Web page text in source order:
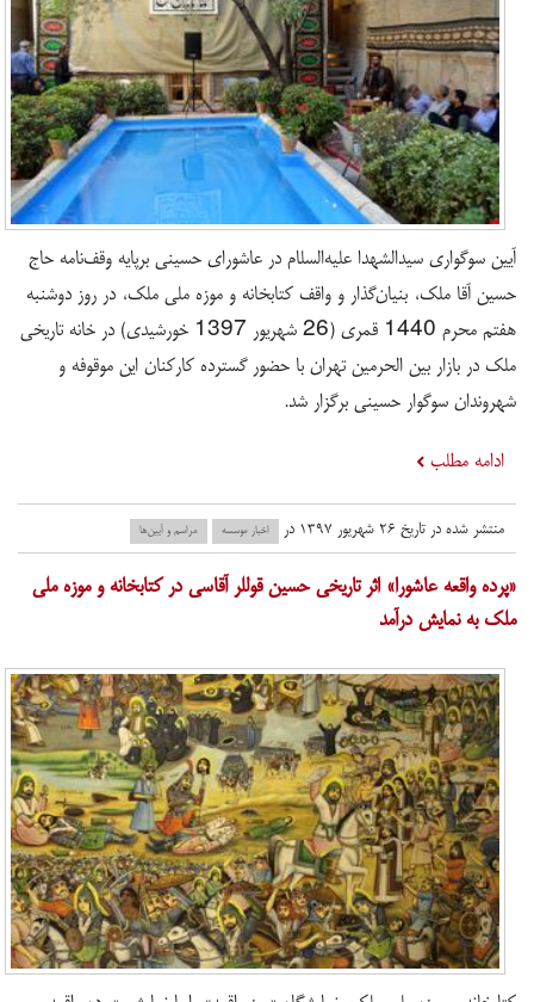
آیین سوگواری سیدالشهدا علیه‌السلام در عاشورای حسینی برپایه وقف‌نامه حاج
حسین آقا ملک، بنیان‌گذار و واقف کتابخانه و موزه ملی ملک، در روز دوشنبه
هفتم محرم 1440 قمری (26 شهریور 1397 خورشیدی) در خانه تاریخی
ملک در بازار بین الحرمین تهران با حضور گسترده کارکنان این موقوفه و
شهروندان سوگوار حسینی برگزار شد.
ادامه مطلب
منتشر شده در تاریخ ۲۶ شهریور ۱۳۹۷ در اخبار موسسه مراسم و آیین‌ها
«پرده واقعه عاشورا» اثر تاریخی حسین قوللر آقاسی در کتابخانه و موزه ملی
ملک به نمایش درآمد